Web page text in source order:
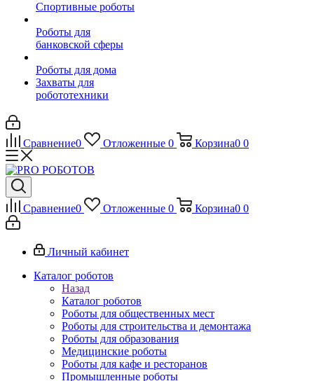
Спортивные роботы
Роботы для
банковской сферы
Роботы для дома
Захваты для
робототехники
Сравнение0 Отложенные 0 Корзина0 0
Сравнение0 Отложенные 0 Корзина0 0
Личный кабинет
Каталог роботов
Назад
Каталог роботов
Роботы для общественных мест
Роботы для строительства и демонтажа
Роботы для образования
Медицинские роботы
Роботы для кафе и ресторанов
Промышленные роботы